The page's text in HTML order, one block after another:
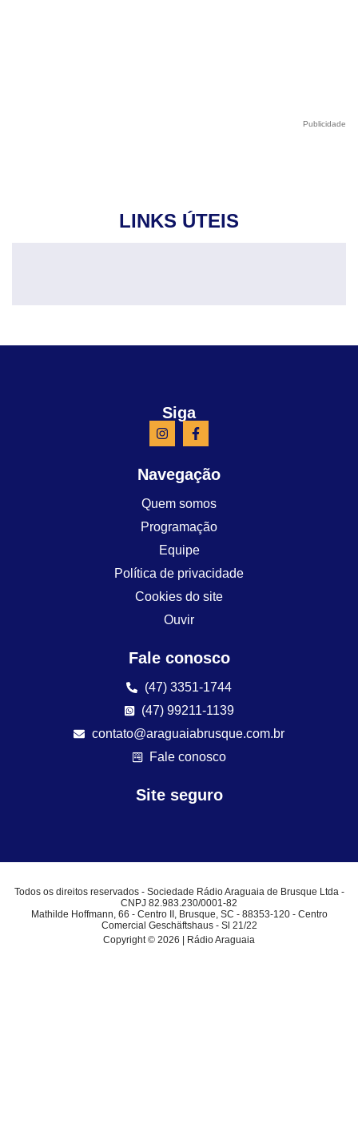
Publicidade
LINKS ÚTEIS
Siga
Navegação
Quem somos
Programação
Equipe
Política de privacidade
Cookies do site
Ouvir
Fale conosco
(47) 3351-1744
(47) 99211-1139
contato@araguaiabrusque.com.br
Fale conosco
Site seguro
Todos os direitos reservados - Sociedade Rádio Araguaia de Brusque Ltda -
CNPJ 82.983.230/0001-82
Mathilde Hoffmann, 66 - Centro II, Brusque, SC - 88353-120 - Centro
Comercial Geschäftshaus - Sl 21/22
Copyright © 2026 | Rádio Araguaia